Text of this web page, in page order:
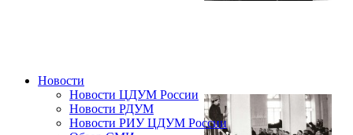
Новости
Новости ЦДУМ России
Новости РДУМ
Новости РИУ ЦДУМ России